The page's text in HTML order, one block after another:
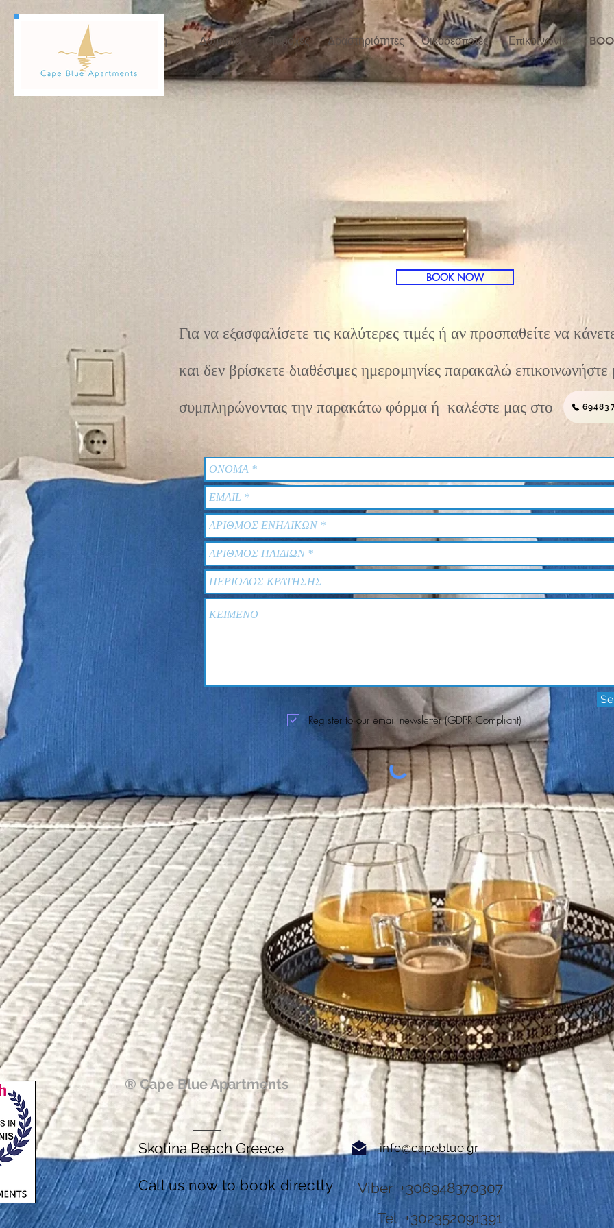
Αρχική Δωμάτια Παροχές Δραστηριότητες Οικοδεσπότες Επικοινωνία
BOOK NOW
Για να εξασφαλίσετε τις καλύτερες τιμές ή αν προσπαθείτε να
και δεν βρίσκετε διαθέσιμες ημερομηνίες παρακαλώ επικοινωνήστε
συμπληρώνοντας την παρακάτω φόρμα ή καλέστε μας στο
Register to our email newsletter (GDPR Compliant)
® Cape Blue Apartments
Skotina Beach Greece
Call us now to book directly
info@capeblue.gr
Viber +306948370307
Tel +302352091391